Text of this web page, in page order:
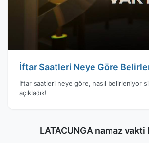
İftar Saatleri Neye Göre
İftar saatleri neye göre, nasıl belirleniyor
açıkladık!
LATACUNGA namaz